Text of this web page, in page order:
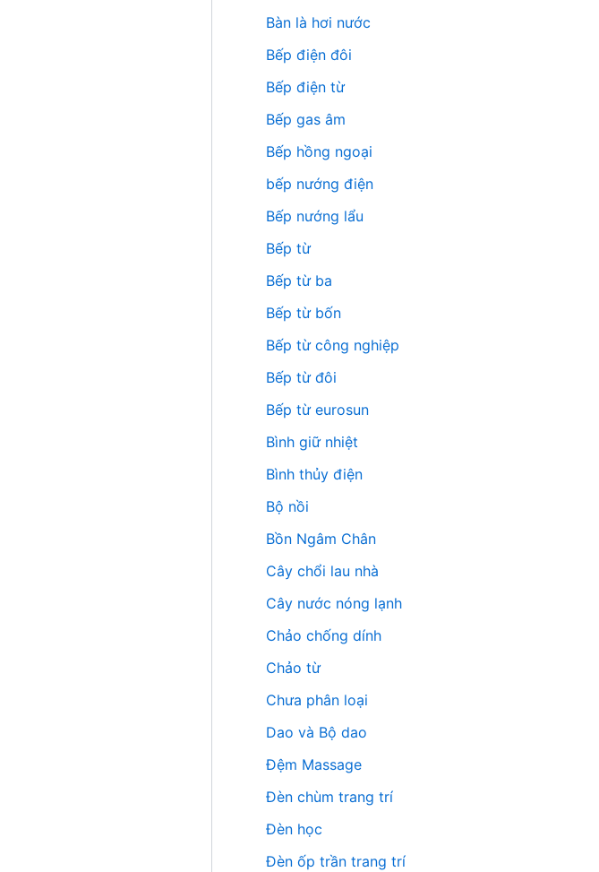
Bàn là hơi nước
Bếp điện đôi
Bếp điện từ
Bếp gas âm
Bếp hồng ngoại
bếp nướng điện
Bếp nướng lẩu
Bếp từ
Bếp từ ba
Bếp từ bốn
Bếp từ công nghiệp
Bếp từ đôi
Bếp từ eurosun
Bình giữ nhiệt
Bình thủy điện
Bộ nồi
Bồn Ngâm Chân
Cây chổi lau nhà
Cây nước nóng lạnh
Chảo chống dính
Chảo từ
Chưa phân loại
Dao và Bộ dao
Đệm Massage
Đèn chùm trang trí
Đèn học
Đèn ốp trần trang trí